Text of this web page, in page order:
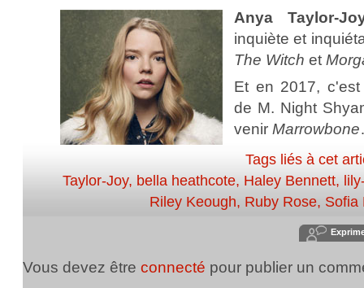
Anya Taylor-
inquiète et
The Witch et
Et en 2017,
de M. Night
venir Marrowbone
Tags liés à cet
Taylor-Joy, bella heathcote, Haley Bennett,
Riley Keough, Ruby Rose, Sofia
Vous devez être connecté pour publier un